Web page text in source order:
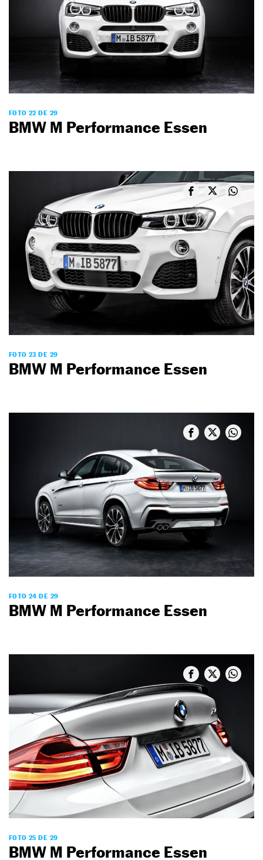
FOTO 22 DE 29
BMW M Performance Essen
FOTO 23 DE 29
BMW M Performance Essen
FOTO 24 DE 29
BMW M Performance Essen
FOTO 25 DE 29
BMW M Performance Essen